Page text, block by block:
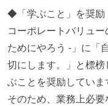
◆「学ぶこと」を奨励
コーポレートバリュ
ためにやろう -」に「
切にします。」と標
ぶことを奨励していま
そのため、業務上必